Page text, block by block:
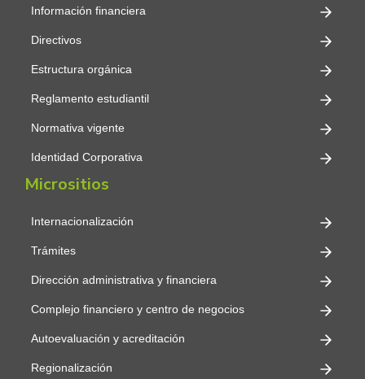
Información financiera
Directivos
Estructura orgánica
Reglamento estudiantil
Normativa vigente
Identidad Corporativa
Micrositios
Internacionalización
Trámites
Dirección administrativa y financiera
Complejo financiero y centro de negocios
Autoevaluación y acreditación
Regionalización